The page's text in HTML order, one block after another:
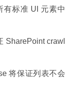
标准 UI 元素中
crawl
将保证列表不会